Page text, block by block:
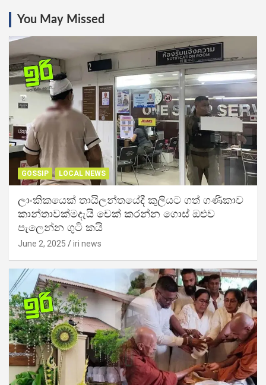
You May Missed
GOSSIP LOCAL NEWS
ලාංකිකයෙක් තායිලන්තයේදී කුලියට ගත් ගණිකාව
කාන්තාවක්මදැයි චෙක් කරන්න ගොස් ඔළුව
පැලෙන්න ගුටි කයි
June 2, 2025 iri news